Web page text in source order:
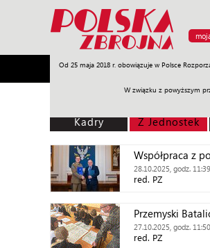
Od 25 maja 2018 r. obowiązuje w Polsce
W związku z powyższym
Armia Poligon Sprzęt Misje
Kadry Z Jednostek
Współpraca z
28.10.2025, godz. 11:39
red. PZ
Przemyski
27.10.2025, godz. 11:50
red. PZ